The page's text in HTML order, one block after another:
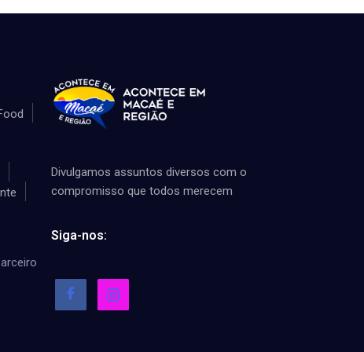
Divulgamos assuntos diversos com o
compromisso que todos merecem
Siga-nos: